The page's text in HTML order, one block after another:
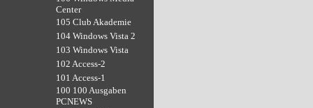
Center
105 Club Akademie
104 Windows Vista 2
103 Windows Vista
102 Access-2
101 Access-1
100 100 Ausgaben
PCNEWS